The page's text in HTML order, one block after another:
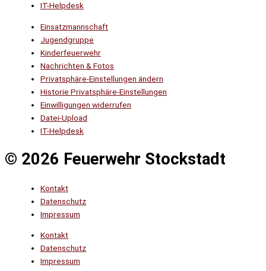
IT-Helpdesk
Einsatzmannschaft
Jugendgruppe
Kinderfeuerwehr
Nachrichten & Fotos
Privatsphäre-Einstellungen ändern
Historie Privatsphäre-Einstellungen
Einwilligungen widerrufen
Datei-Upload
IT-Helpdesk
© 2026 Feuerwehr Stockstadt
Kontakt
Datenschutz
Impressum
Kontakt
Datenschutz
Impressum